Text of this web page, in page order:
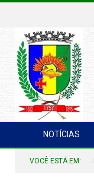
NOTÍCIAS
VOCÊ ESTÁ EM: